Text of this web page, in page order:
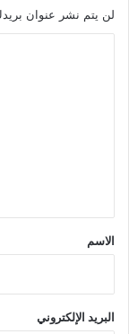
لن يتم نشر عنوان
*
الاسم
البريد الإلكتروني